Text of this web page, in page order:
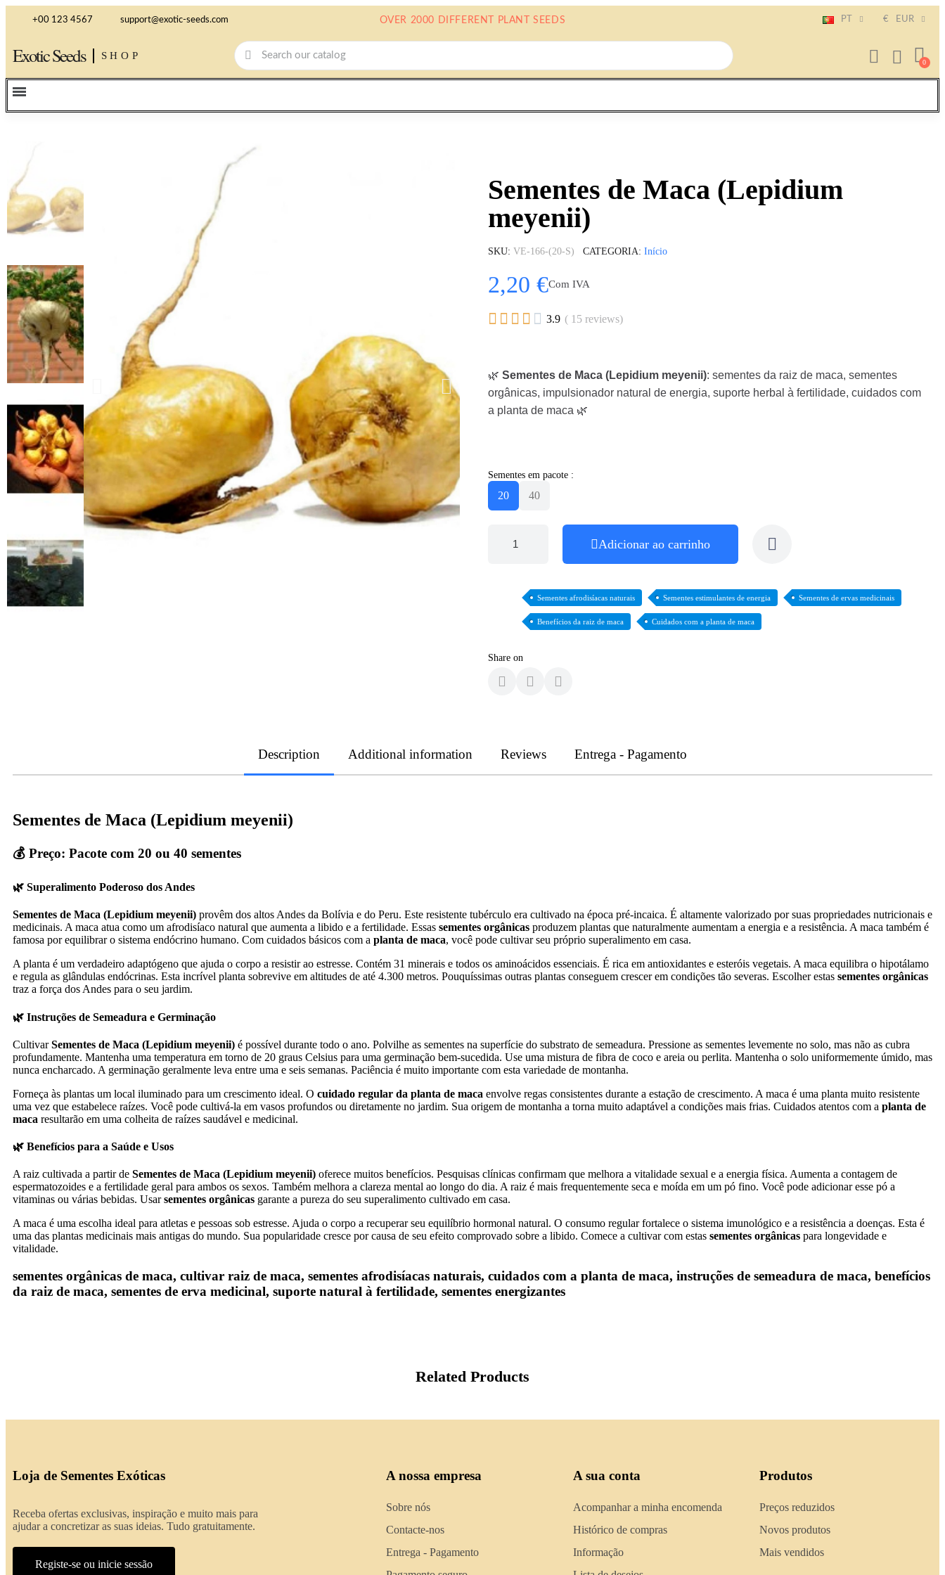
+00 123 4567 support@exotic-seeds.com OVER 2000 DIFFERENT PLANT SEEDS PT € EUR
Exotic Seeds SHOP
Sementes de Maca (Lepidium
meyenii)
SKU VE-166-(20-S) CATEGORIA Início
2,20 €Com IVA
     3.9 ( 15 reviews)
🌿 Sementes de Maca (Lepidium meyenii): sementes da raiz de maca, sementes
orgânicas, impulsionador natural de energia, suporte herbal à fertilidade, cuidados com
a planta de maca 🌿
Sementes em pacote :
20 40
Adicionar ao carrinho
Sementes afrodisíacas naturais Sementes estimulantes de energia Sementes de ervas medicinais
Benefícios da raiz de maca Cuidados com a planta de maca
Share on
Description Additional information Reviews Entrega - Pagamento
Sementes de Maca (Lepidium meyenii)
💰 Preço: Pacote com 20 ou 40 sementes
🌿 Superalimento Poderoso dos Andes
Sementes de Maca (Lepidium meyenii) provêm dos altos Andes da Bolívia e do Peru. Este resistente tubérculo era cultivado na época pré-incaica. É altamente valorizado por suas propriedades nutricionais e
medicinais. A maca atua como um afrodisíaco natural que aumenta a libido e a fertilidade. Essas sementes orgânicas produzem plantas que naturalmente aumentam a energia e a resistência. A maca também é
famosa por equilibrar o sistema endócrino humano. Com cuidados básicos com a planta de maca, você pode cultivar seu próprio superalimento em casa.
A planta é um verdadeiro adaptógeno que ajuda o corpo a resistir ao estresse. Contém 31 minerais e todos os aminoácidos essenciais. É rica em antioxidantes e esteróis vegetais. A maca equilibra o hipotálamo
e regula as glândulas endócrinas. Esta incrível planta sobrevive em altitudes de até 4.300 metros. Pouquíssimas outras plantas conseguem crescer em condições tão severas. Escolher estas sementes orgânicas
traz a força dos Andes para o seu jardim.
🌿 Instruções de Semeadura e Germinação
CultivarSementes de Maca (Lepidium meyenii) é possível durante todo o ano. Polvilhe as sementes na superfície do substrato de semeadura. Pressione as sementes levemente no solo, mas não as cubra
profundamente. Mantenha uma temperatura em torno de 20 graus Celsius para uma germinação bem-sucedida. Use uma mistura de fibra de coco e areia ou perlita. Mantenha o solo uniformemente úmido, mas
nunca encharcado. A germinação geralmente leva entre uma e seis semanas. Paciência é muito importante com esta variedade de montanha.
Forneça às plantas um local iluminado para um crescimento ideal. O cuidado regular da planta de maca envolve regas consistentes durante a estação de crescimento. A maca é uma planta muito resistente
uma vez que estabelece raízes. Você pode cultivá-la em vasos profundos ou diretamente no jardim. Sua origem de montanha a torna muito adaptável a condições mais frias. Cuidados atentos com a planta de
maca resultarão em uma colheita de raízes saudável e medicinal.
🌿 Benefícios para a Saúde e Usos
A raiz cultivada a partir de Sementes de Maca (Lepidium meyenii) oferece muitos benefícios. Pesquisas clínicas confirmam que melhora a vitalidade sexual e a energia física. Aumenta a contagem de
espermatozoides e a fertilidade geral para ambos os sexos. Também melhora a clareza mental ao longo do dia. A raiz é mais frequentemente seca e moída em um pó fino. Você pode adicionar esse pó a
vitaminas ou várias bebidas. Usarsementes orgânicas garante a pureza do seu superalimento cultivado em casa.
A maca é uma escolha ideal para atletas e pessoas sob estresse. Ajuda o corpo a recuperar seu equilíbrio hormonal natural. O consumo regular fortalece o sistema imunológico e a resistência a doenças. Esta é
uma das plantas medicinais mais antigas do mundo. Sua popularidade cresce por causa de seu efeito comprovado sobre a libido. Comece a cultivar com estas sementes orgânicas para longevidade e
vitalidade.
sementes orgânicas de maca, cultivar raiz de maca, sementes afrodisíacas naturais, cuidados com a planta de maca, instruções de semeadura de maca, benefícios
da raiz de maca, sementes de erva medicinal, suporte natural à fertilidade, sementes energizantes
Related Products
Loja de Sementes Exóticas
Receba ofertas exclusivas, inspiração e muito mais para
ajudar a concretizar as suas ideias. Tudo gratuitamente.
Registe-se ou inicie sessão
A nossa empresa
Sobre nós
Contacte-nos
Entrega - Pagamento
A sua conta
Acompanhar a minha encomenda
Histórico de compras
Informação
Produtos
Preços reduzidos
Novos produtos
Mais vendidos